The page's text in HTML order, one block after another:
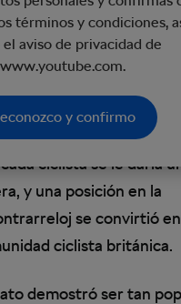
términos y condiciones,
aviso de privacidad de
www.youtube.com.
y confirmo
shows cyclists racing on
de que si los ciclistas
estaría menos
ciclista se le daría
y una posición en la
se convirtió
ciclista británica.
demostró ser tan